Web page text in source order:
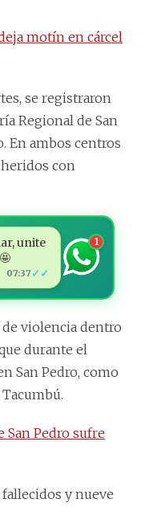
motín en cárcel
se registraron
Regional de San
En ambos centros
con
unite
07:37 ✓✓
1
de violencia dentro
durante el
San Pedro, como
San Pedro sufre
fallecidos y nueve